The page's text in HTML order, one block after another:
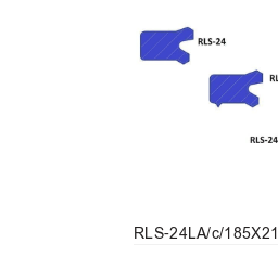
RLS-24LA/c/